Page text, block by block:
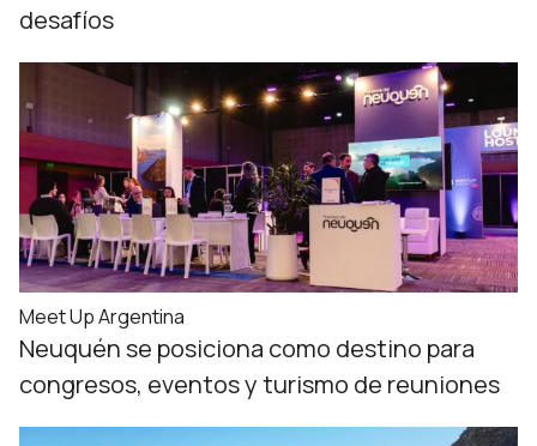
desafíos
Meet Up Argentina
Neuquén se posiciona como destino para
congresos, eventos y turismo de reuniones